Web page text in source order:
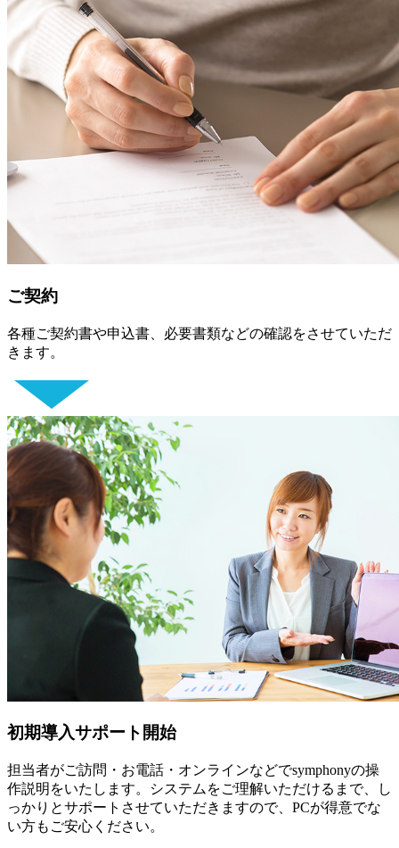
ご契約
各種ご契約書や申込書、必要書類などの確認をさせていただ
きます。
初期導入サポート開始
担当者がご訪問・お電話・オンラインなどでsymphonyの操
作説明をいたします。システムをご理解いただけるまで、し
っかりとサポートさせていただきますので、PCが得意でな
い方もご安心ください。